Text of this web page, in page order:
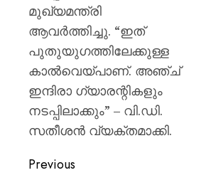
മുഖ്യമന്ത്രി
ആവർത്തിച്ചു. “ഇത്
പുതുയുഗത്തിലേക്കുള്ള
കാൽവെയ്പാണ്. അഞ്ച്
ഇന്ദിരാ ഗ്യാരന്റികളും
നടപ്പിലാക്കും” – വി.ഡി.
സതീശൻ വ്യക്തമാക്കി.
Previous